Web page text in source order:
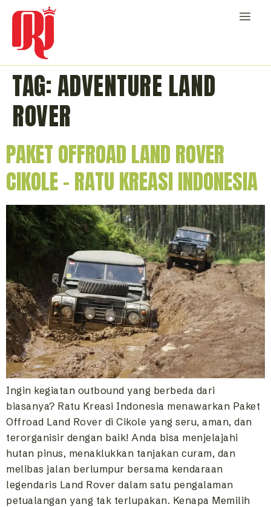
TAG:ADVENTURE LAND
ROVER
PAKET OFFROAD LAND ROVER
CIKOLE – RATU KREASI INDONESIA
Ingin kegiatan outbound yang berbeda dari
biasanya? Ratu Kreasi Indonesia menawarkan Paket
Offroad Land Rover di Cikole yang seru, aman, dan
terorganisir dengan baik! Anda bisa menjelajahi
hutan pinus, menaklukkan tanjakan curam, dan
melibas jalan berlumpur bersama kendaraan
legendaris Land Rover dalam satu pengalaman
petualangan yang tak terlupakan. Kenapa Memilih